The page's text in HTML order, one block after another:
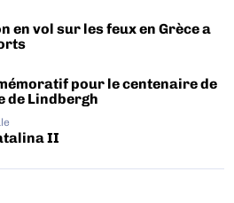
en vol sur les feux en Grèce a
pour le centenaire de
de Lindbergh
II